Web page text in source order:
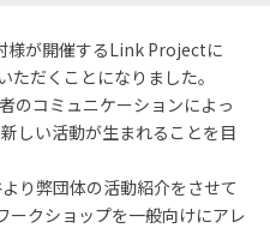
様が開催するLink Projectに
だくことになりました。
のコミュニケーションによっ
しい活動が生まれることを目
り弊団体の活動紹介をさせて
ークショップを一般向けにアレ